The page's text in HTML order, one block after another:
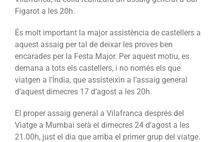
Figarot a les 20h.
És molt important la major assistència de castellers a
aquest assaig per tal de deixar les proves ben
encarades per la Festa Major. Per aquest motiu, es
demana a tots els castellers, i no només els que
viatgen a l’Índia, que assisteixin a l’assaig general
d’aquest dimecres 17 d’agost a les 20h.
El proper assaig general a Vilafranca després del
Viatge a Mumbai serà el dimecres 24 d’agost a les
21.00h, just el dia que arriba el primer grup del viatge.